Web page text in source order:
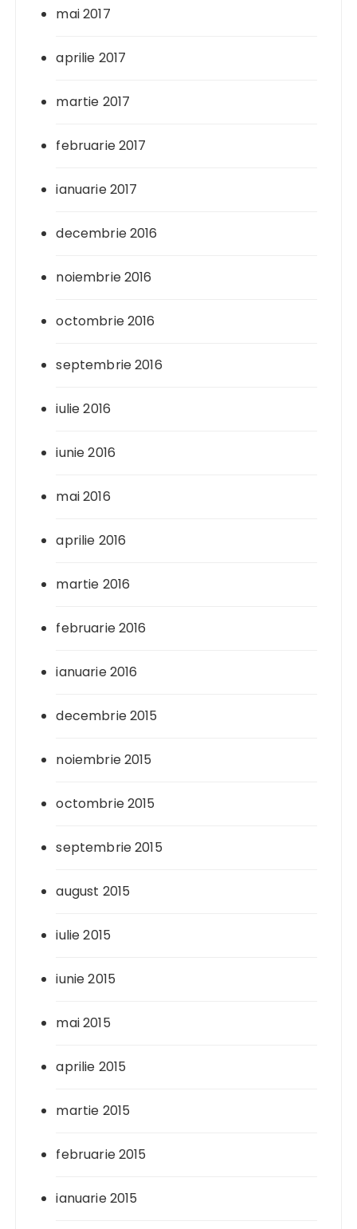
mai 2017
aprilie 2017
martie 2017
februarie 2017
ianuarie 2017
decembrie 2016
noiembrie 2016
octombrie 2016
septembrie 2016
iulie 2016
iunie 2016
mai 2016
aprilie 2016
martie 2016
februarie 2016
ianuarie 2016
decembrie 2015
noiembrie 2015
octombrie 2015
septembrie 2015
august 2015
iulie 2015
iunie 2015
mai 2015
aprilie 2015
martie 2015
februarie 2015
ianuarie 2015